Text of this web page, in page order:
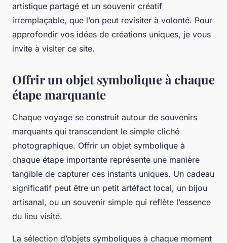
artistique partagé et un souvenir créatif
irremplaçable, que l’on peut revisiter à volonté. Pour
approfondir vos idées de créations uniques, je vous
invite à visiter ce site.
Offrir un objet symbolique à chaque
étape marquante
Chaque voyage se construit autour de souvenirs
marquants qui transcendent le simple cliché
photographique. Offrir un objet symbolique à
chaque étape importante représente une manière
tangible de capturer ces instants uniques. Un cadeau
significatif peut être un petit artéfact local, un bijou
artisanal, ou un souvenir simple qui reflète l’essence
du lieu visité.
La sélection d’objets symboliques à chaque moment